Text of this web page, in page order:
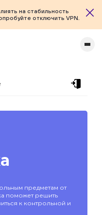
на стабильность
отключить VPN.
предметам от
поможет решить
к контрольной и